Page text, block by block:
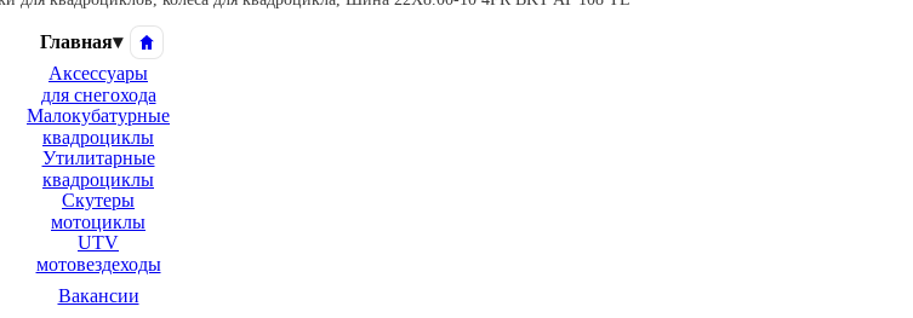
Главная▾
Аксессуары
для снегохода
Малокубатурные
квадроциклы
Утилитарные
квадроциклы
Скутеры
мотоциклы
UTV
мотовездеходы
Вакансии